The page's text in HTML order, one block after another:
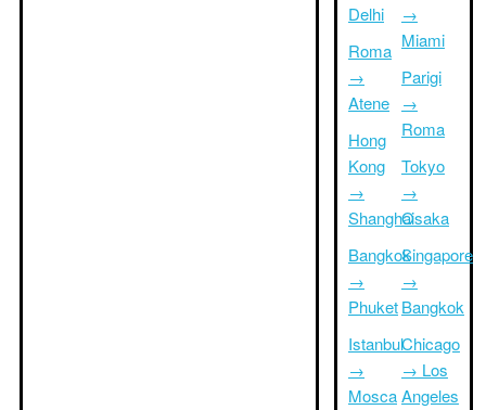
Delhi
Roma
→
Atene
Hong
Kong
→
Shanghai
Bangkok
→
Phuket
Istanbul
→
Mosca
→
Miami
Parigi
→
Roma
Tokyo
→
Osaka
Singapore
→
Bangkok
Chicago
→ Los
Angeles